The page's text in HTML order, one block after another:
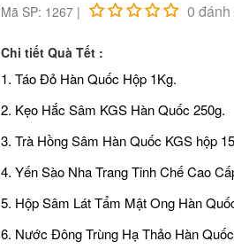
Mã SP: 1267 | 0
Chi tiết Quà Tết :
1. Táo Đỏ Hàn Quốc Hộp 1Kg.
2. Kẹo Hắc Sâm KGS Hàn Quốc 250g.
3. Trà Hồng Sâm Hàn Quốc KGS hộp
4. Yến Sào Nha Trang Tinh Chế Cao
5. Hộp Sâm Lát Tẩm Mật Ong Hàn
6. Nước Đông Trùng Hạ Thảo Hàn